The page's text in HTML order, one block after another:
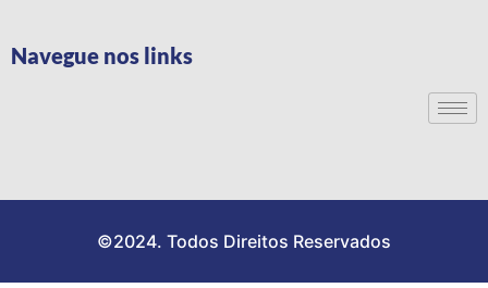
Navegue nos links
©2024. Todos Direitos Reservados